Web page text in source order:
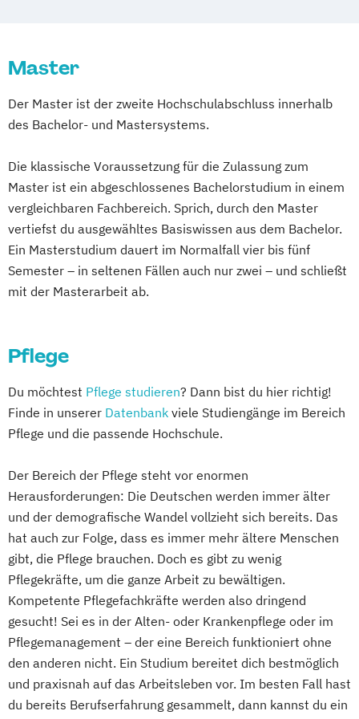
Master
Der Master ist der zweite Hochschulabschluss innerhalb
des Bachelor- und Mastersystems.
Die klassische Voraussetzung für die Zulassung zum
Master ist ein abgeschlossenes Bachelorstudium in einem
vergleichbaren Fachbereich. Sprich, durch den Master
vertiefst du ausgewähltes Basiswissen aus dem Bachelor.
Ein Masterstudium dauert im Normalfall vier bis fünf
Semester – in seltenen Fällen auch nur zwei – und schließt
mit der Masterarbeit ab.
Pflege
Du möchtest Pflege studieren? Dann bist du hier richtig!
Finde in unserer Datenbank viele Studiengänge im Bereich
Pflege und die passende Hochschule.
Der Bereich der Pflege steht vor enormen
Herausforderungen: Die Deutschen werden immer älter
und der demografische Wandel vollzieht sich bereits. Das
hat auch zur Folge, dass es immer mehr ältere Menschen
gibt, die Pflege brauchen. Doch es gibt zu wenig
Pflegekräfte, um die ganze Arbeit zu bewältigen.
Kompetente Pflegefachkräfte werden also dringend
gesucht! Sei es in der Alten- oder Krankenpflege oder im
Pflegemanagement – der eine Bereich funktioniert ohne
den anderen nicht. Ein Studium bereitet dich bestmöglich
und praxisnah auf das Arbeitsleben vor. Im besten Fall hast
du bereits Berufserfahrung gesammelt, dann kannst du ein